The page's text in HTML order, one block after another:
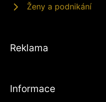
Ženy a podnikání
Reklama
Informace